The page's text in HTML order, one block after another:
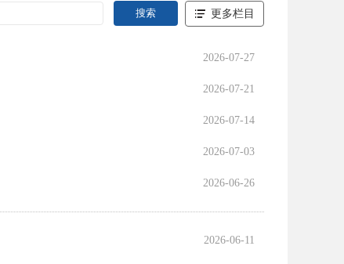
更多栏目
2026-07-27
2026-07-21
2026-07-14
2026-07-03
2026-06-26
2026-06-11